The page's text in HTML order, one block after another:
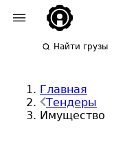
Найти грузы
Главная
Тендеры
Имущество